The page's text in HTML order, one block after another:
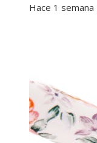
Hace 1 semana